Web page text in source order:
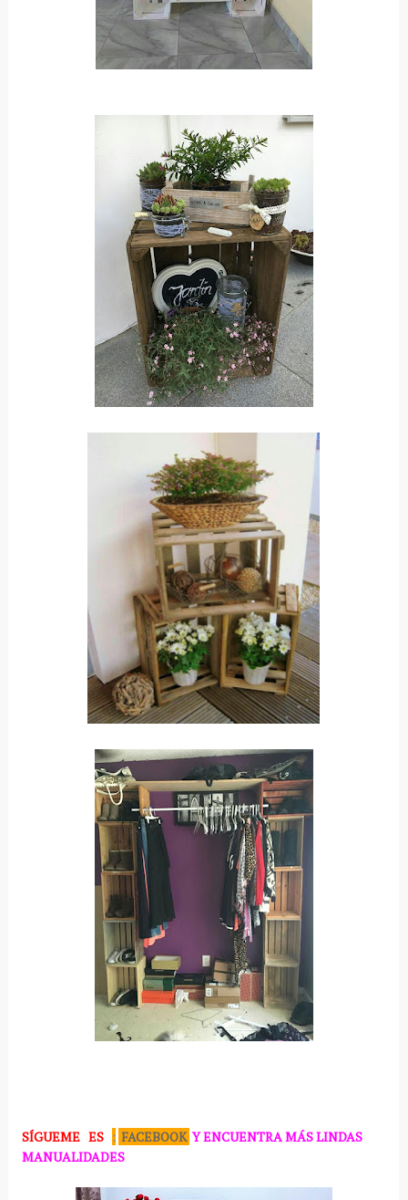
SÍGUEME ES : FACEBOOK Y ENCUENTRA MÁS LINDAS
MANUALIDADES